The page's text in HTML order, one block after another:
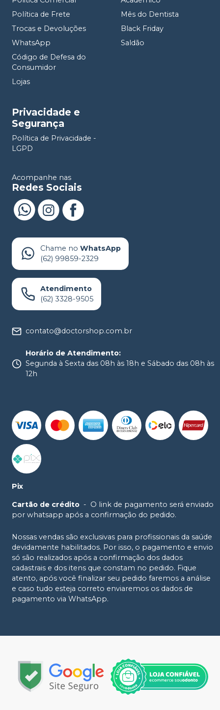
Política de Frete
Trocas e Devoluções
WhatsApp
Código de Defesa do
Consumidor
Lojas
Mês do Dentista
Black Friday
Saldão
Privacidade e
Segurança
Política de Privacidade -
LGPD
Acompanhe nas
Redes Sociais
Chame no WhatsApp
(62) 99859-2329
Atendimento
(62) 3328-9505
contato@doctorshop.com.br
Horário de Atendimento:
Segunda à Sexta das 08h às 18h e Sábado das 08h às
12h
Pix
Cartão de crédito - O link de pagamento será enviado
por whatsapp após a confirmação do pedido.
Nossas vendas são exclusivas para profissionais da saúde
devidamente habilitados. Por isso, o pagamento e envio
só são realizados após a confirmação dos dados
cadastrais e dos itens que constam no pedido. Fique
atento, após você finalizar seu pedido faremos a análise
e caso tudo esteja correto enviaremos os dados de
pagamento via WhatsApp.